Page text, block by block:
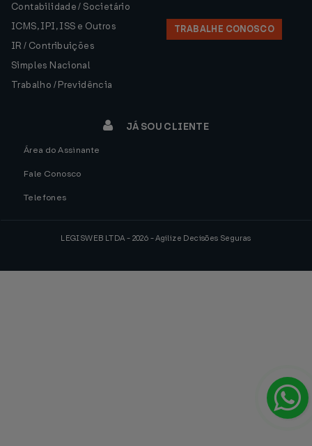
Contabilidade / Societário
ICMS, IPI, ISS e Outros
IR / Contribuições
Simples Nacional
Trabalho / Previdência
TRABALHE CONOSCO
JÁ SOU CLIENTE
Área do Assinante
Fale Conosco
Telefones
LEGISWEB LTDA - 2026 - Agilize Decisões Seguras